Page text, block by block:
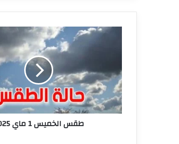
طقس
2025
طقس الخميس 1 ماي 2025